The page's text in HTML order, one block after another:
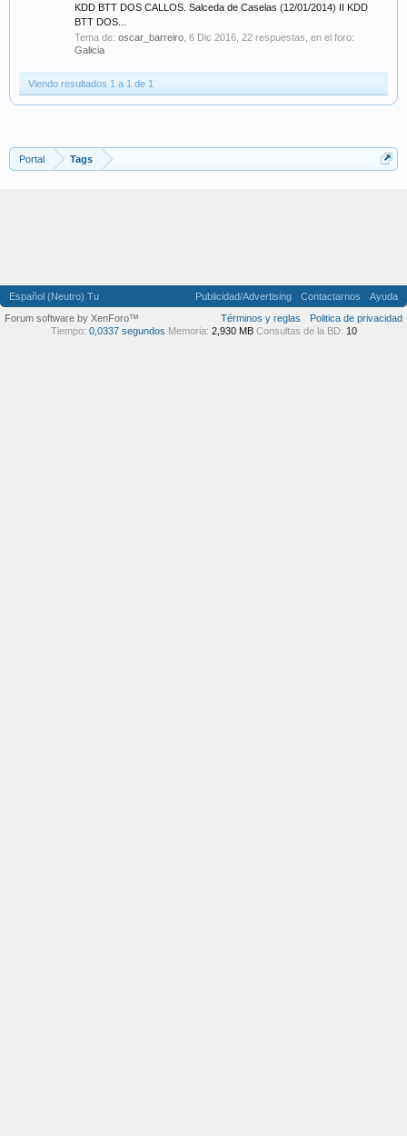
KDD BTT DOS CALLOS. Salceda de Caselas (12/01/2014) II KDD
BTT DOS...
Tema de: oscar_barreiro 6 Dic 2016 , 22 respuestas, en el foro:
Galicia
Viendo resultados 1 a 1 de 1
Portal Tags
Español (Neutro) Tu Publicidad/Advertising Contactarnos
Ayuda
Términos y reglas
Politica de privacidad
Forum software by XenForo™
Tiempo: 0,0337 segundos Memoria: 2,930 MB Consultas de la BD: 10